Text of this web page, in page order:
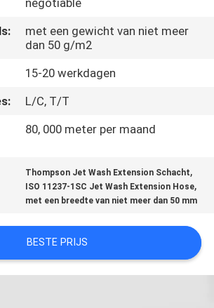
negotiable
met een gewicht van niet meer
dan 50 g/m2
15-20 werkdagen
L/C, T/T
80, 000 meter per maand
Thompson Jet Wash Extension Schacht,
ISO 11237-1SC Jet Wash Extension Hose,
met een breedte van niet meer dan 50 mm
BESTE PRIJS